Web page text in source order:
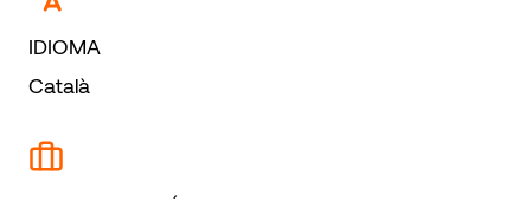
IDIOMA
Català